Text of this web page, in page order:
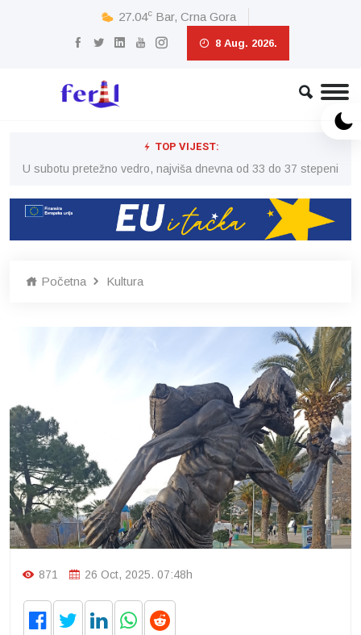
27.04c Bar, Crna Gora
8 Aug. 2026.
TOP VIJEST:
U subotu pretežno vedro, najviša dnevna od 33 do 37 stepeni
Početna Kultura
871 26 Oct, 2025. 07:48h